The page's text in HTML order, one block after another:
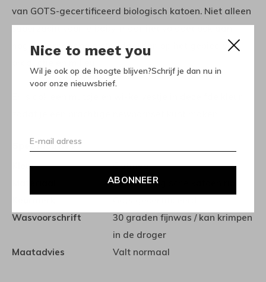
Nice to meet you
Wil je ook op de hoogte blijven?Schrijf je dan nu in
voor onze nieuwsbrief.
ABONNEER
van GOTS-gecertificeerd biologisch katoen. Niet alleen
superzacht voor je baby, maar het voldoet ook aan
hoge internationale standaarden op het gebied van
Specificaties
Kleur
Oatmeal
100% biologische katoen rib
Wasvoorschrift
30 graden fijnwas / kan krimpen
in de droger
Maatadvies
Valt normaal